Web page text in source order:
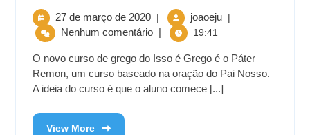
27 de março de 2020 | joaoeju |
Nenhum comentário | 19:41
O novo curso de grego do Isso é Grego é o Páter
Remon, um curso baseado na oração do Pai Nosso.
A ideia do curso é que o aluno comece [...]
View More